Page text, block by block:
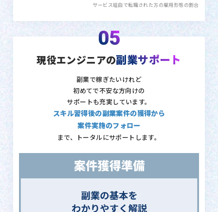
サービス経由で転職された方の雇用形態の割合
05
現役エンジニアの副業サポート
副業で稼ぎたいけれど
初めてで不安な方向けの
サポートも充実しています。
スキル習得後の副業案件の獲得から
案件実施のフォロー
まで、トータルにサポートします。